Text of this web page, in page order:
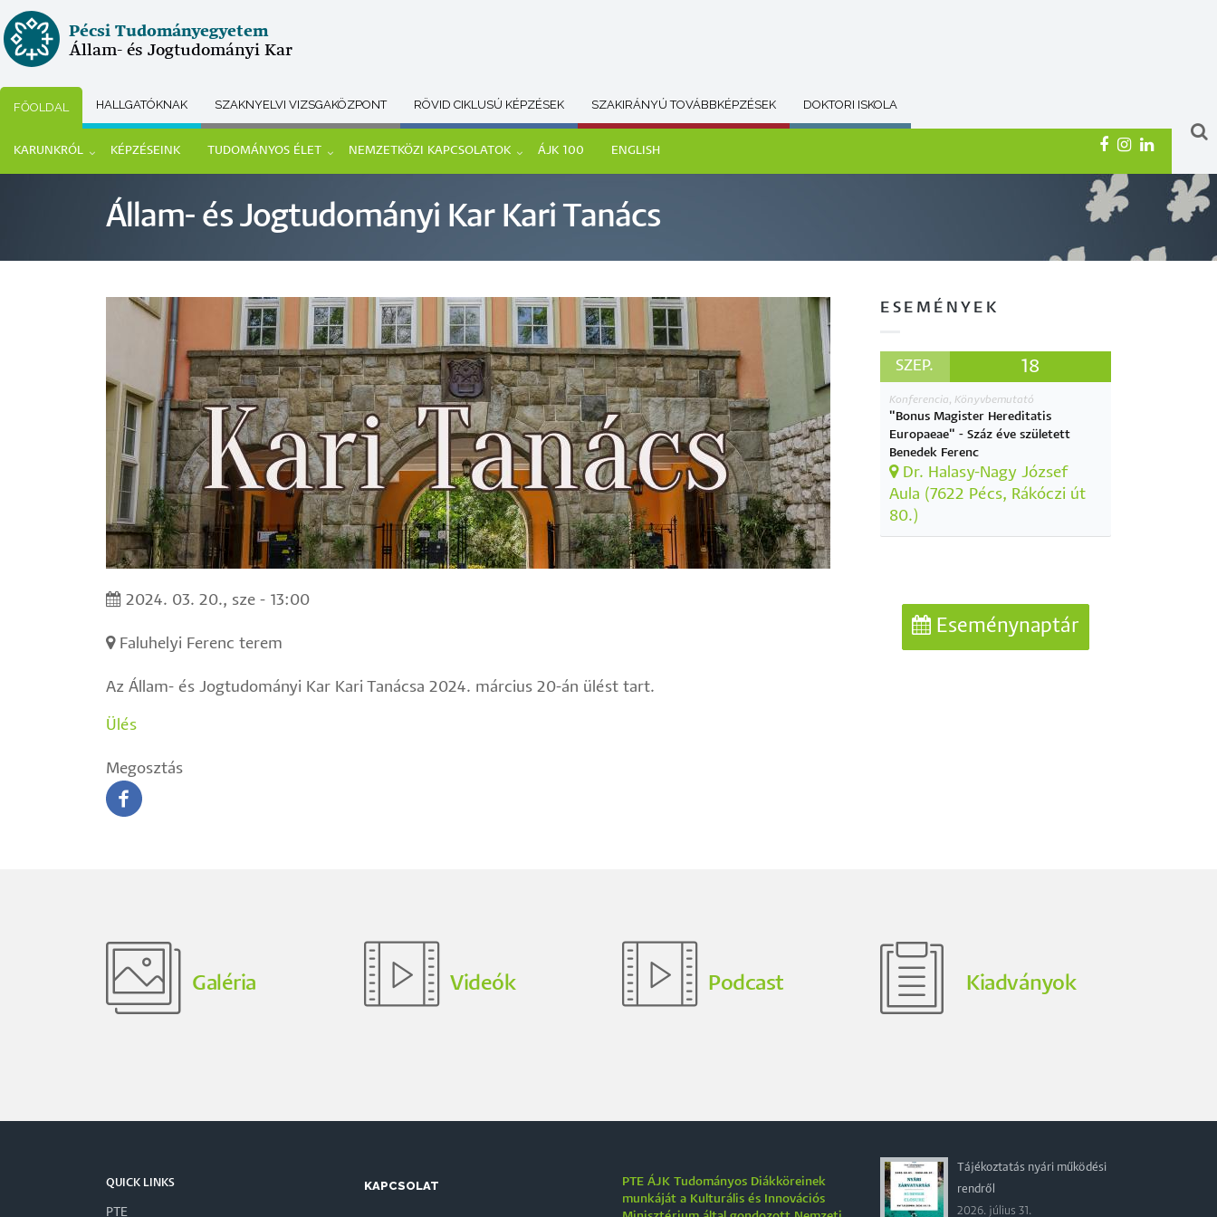
Ugrás
a
tartalomra
Pécsi Tudományegyetem
Állam- és Jogtudományi Kar
Submenu
selector
FŐOLDAL HALLGATÓKNAK SZAKNYELVI VIZSGAKÖZPONT RÖVID CIKLUSÚ KÉPZÉSEK SZAKIRÁNYÚ TOVÁBBKÉPZÉSEK DOKTORI ISKOLA
Main
navigation
KARUNKRÓL KÉPZÉSEINK TUDOMÁNYOS ÉLET NEMZETKÖZI KAPCSOLATOK ÁJK 100 ENGLISH
Állam- és Jogtudományi Kar Kari Tanács
2024. 03. 20., sze - 13:00
Faluhelyi Ferenc terem
Az Állam- és Jogtudományi Kar Kari Tanácsa 2024. március 20-án ülést tart.
Ülés
Megosztás
ESEMÉNYEK
SZEP. 18
Konferencia, Könyvbemutató
"Bonus Magister Hereditatis
Europaeae" - Száz éve született
Benedek Ferenc
Dr. Halasy-Nagy József
Aula (7622 Pécs, Rákóczi út
80.)
Eseménynaptár
Galéria Videók Podcast Kiadványok
QUICK LINKS
PTE
KAPCSOLAT
PTE ÁJK Tudományos Diákköreinek
munkáját a Kulturális és Innovációs
Tájékoztatás nyári működési
rendről
2026. július 31.